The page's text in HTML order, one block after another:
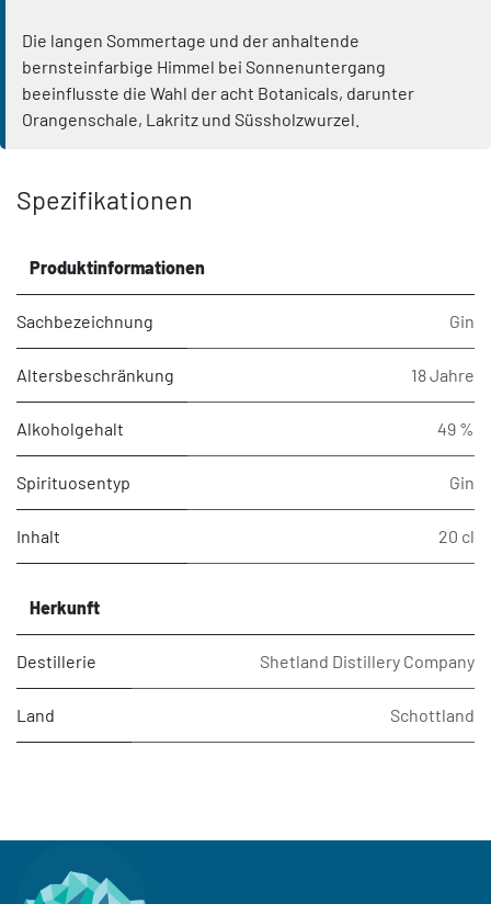
Die langen Sommertage und der anhaltende
bernsteinfarbige Himmel bei Sonnenuntergang
beeinflusste die Wahl der acht Botanicals, darunter
Orangenschale, Lakritz und Süssholzwurzel.
Spezifikationen
Produktinformationen
Sachbezeichnung Gin
Altersbeschränkung 18 Jahre
Alkoholgehalt 49 %
Spirituosentyp Gin
Inhalt 20 cl
Herkunft
Destillerie Shetland Distillery Company
Land Schottland